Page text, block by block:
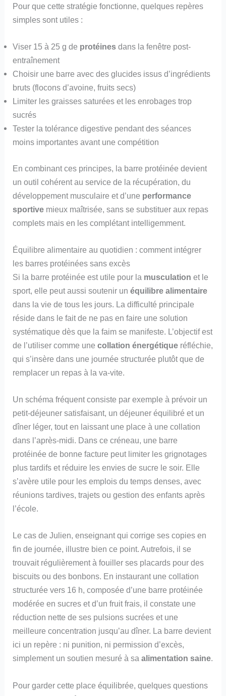
Pour que cette stratégie fonctionne, quelques repères
simples sont utiles :
Viser 15 à 25 g de protéines dans la fenêtre post-
entraînement
Choisir une barre avec des glucides issus d’ingrédients
bruts (flocons d’avoine, fruits secs)
Limiter les graisses saturées et les enrobages trop
sucrés
Tester la tolérance digestive pendant des séances
moins importantes avant une compétition
En combinant ces principes, la barre protéinée devient
un outil cohérent au service de la récupération, du
développement musculaire et d’une performance
sportive mieux maîtrisée, sans se substituer aux repas
complets mais en les complétant intelligemment.
Équilibre alimentaire au quotidien : comment intégrer
les barres protéinées sans excès
Si la barre protéinée est utile pour la musculation et le
sport, elle peut aussi soutenir unéquilibre alimentaire
dans la vie de tous les jours. La difficulté principale
réside dans le fait de ne pas en faire une solution
systématique dès que la faim se manifeste. L’objectif est
de l’utiliser comme unecollation énergétique réfléchie,
qui s’insère dans une journée structurée plutôt que de
remplacer un repas à la va-vite.
Un schéma fréquent consiste par exemple à prévoir un
petit-déjeuner satisfaisant, un déjeuner équilibré et un
dîner léger, tout en laissant une place à une collation
dans l’après-midi. Dans ce créneau, une barre
protéinée de bonne facture peut limiter les grignotages
plus tardifs et réduire les envies de sucre le soir. Elle
s’avère utile pour les emplois du temps denses, avec
réunions tardives, trajets ou gestion des enfants après
l’école.
Le cas de Julien, enseignant qui corrige ses copies en
fin de journée, illustre bien ce point. Autrefois, il se
trouvait régulièrement à fouiller ses placards pour des
biscuits ou des bonbons. En instaurant une collation
structurée vers 16 h, composée d’une barre protéinée
modérée en sucres et d’un fruit frais, il constate une
réduction nette de ses pulsions sucrées et une
meilleure concentration jusqu’au dîner. La barre devient
ici un repère : ni punition, ni permission d’excès,
simplement un soutien mesuré à saalimentation saine.
Pour garder cette place équilibrée, quelques questions